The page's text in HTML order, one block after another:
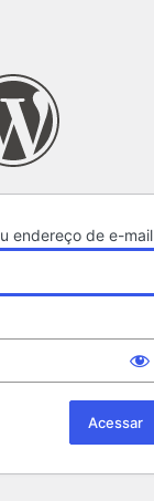
endereço de e-mail